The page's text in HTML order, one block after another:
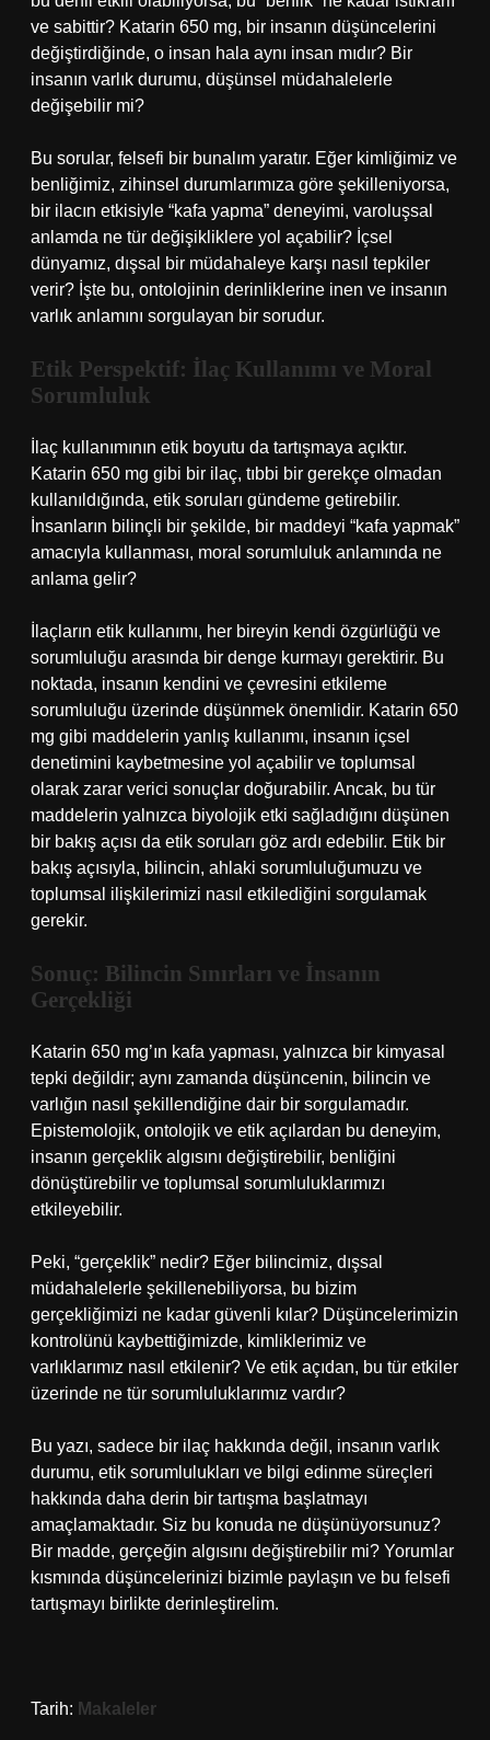
ve sabittir? Katarin 650 mg, bir insanın düşüncelerini
değiştirdiğinde, o insan hala aynı insan mıdır? Bir
insanın varlık durumu, düşünsel müdahalelerle
değişebilir mi?
Bu sorular, felsefi bir bunalım yaratır. Eğer kimliğimiz ve
benliğimiz, zihinsel durumlarımıza göre şekilleniyorsa,
bir ilacın etkisiyle “kafa yapma” deneyimi, varoluşsal
anlamda ne tür değişikliklere yol açabilir? İçsel
dünyamız, dışsal bir müdahaleye karşı nasıl tepkiler
verir? İşte bu, ontolojinin derinliklerine inen ve insanın
varlık anlamını sorgulayan bir sorudur.
Etik Perspektif: İlaç Kullanımı ve Moral
Sorumluluk
İlaç kullanımının etik boyutu da tartışmaya açıktır.
Katarin 650 mg gibi bir ilaç, tıbbi bir gerekçe olmadan
kullanıldığında, etik soruları gündeme getirebilir.
İnsanların bilinçli bir şekilde, bir maddeyi “kafa yapmak”
amacıyla kullanması, moral sorumluluk anlamında ne
anlama gelir?
İlaçların etik kullanımı, her bireyin kendi özgürlüğü ve
sorumluluğu arasında bir denge kurmayı gerektirir. Bu
noktada, insanın kendini ve çevresini etkileme
sorumluluğu üzerinde düşünmek önemlidir. Katarin 650
mg gibi maddelerin yanlış kullanımı, insanın içsel
denetimini kaybetmesine yol açabilir ve toplumsal
olarak zarar verici sonuçlar doğurabilir. Ancak, bu tür
maddelerin yalnızca biyolojik etki sağladığını düşünen
bir bakış açısı da etik soruları göz ardı edebilir. Etik bir
bakış açısıyla, bilincin, ahlaki sorumluluğumuzu ve
toplumsal ilişkilerimizi nasıl etkilediğini sorgulamak
gerekir.
Sonuç: Bilincin Sınırları ve İnsanın
Gerçekliği
Katarin 650 mg’ın kafa yapması, yalnızca bir kimyasal
tepki değildir; aynı zamanda düşüncenin, bilincin ve
varlığın nasıl şekillendiğine dair bir sorgulamadır.
Epistemolojik, ontolojik ve etik açılardan bu deneyim,
insanın gerçeklik algısını değiştirebilir, benliğini
dönüştürebilir ve toplumsal sorumluluklarımızı
etkileyebilir.
Peki, “gerçeklik” nedir? Eğer bilincimiz, dışsal
müdahalelerle şekillenebiliyorsa, bu bizim
gerçekliğimizi ne kadar güvenli kılar? Düşüncelerimizin
kontrolünü kaybettiğimizde, kimliklerimiz ve
varlıklarımız nasıl etkilenir? Ve etik açıdan, bu tür etkiler
üzerinde ne tür sorumluluklarımız vardır?
Bu yazı, sadece bir ilaç hakkında değil, insanın varlık
durumu, etik sorumlulukları ve bilgi edinme süreçleri
hakkında daha derin bir tartışma başlatmayı
amaçlamaktadır. Siz bu konuda ne düşünüyorsunuz?
Bir madde, gerçeğin algısını değiştirebilir mi? Yorumlar
kısmında düşüncelerinizi bizimle paylaşın ve bu felsefi
tartışmayı birlikte derinleştirelim.
Tarih: Makaleler